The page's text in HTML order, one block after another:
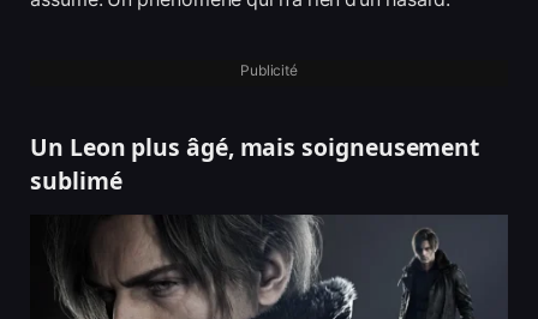
Publicité
Un Leon plus âgé, mais soigneusement
sublimé